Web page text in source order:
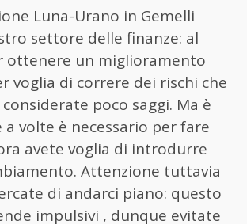
Luna-Urano in Gemelli
settore delle finanze: al
ottenere un miglioramento
voglia di correre dei rischi che
poco saggi. Ma è
a volte è necessario per fare
avete voglia di introdurre
Attenzione tuttavia
di andarci piano: questo
impulsivi , dunque evitate